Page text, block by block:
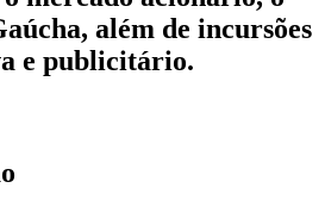
além de incursões
e publicitário.